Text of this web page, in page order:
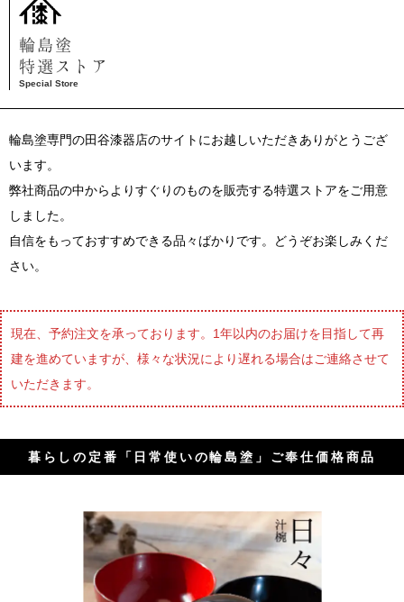
輪島塗
特選ストア
Special Store
輪島塗専門の田谷漆器店のサイトにお越しいただきありがとうござ
います。
弊社商品の中からよりすぐりのものを販売する特選ストアをご用意
しました。
自信をもっておすすめできる品々ばかりです。どうぞお楽しみくだ
さい。
現在、予約注文を承っております。1年以内のお届けを目指して再
建を進めていますが、様々な状況により遅れる場合はご連絡させて
いただきます。
暮らしの定番「日常使いの輪島塗」ご奉仕価格商品